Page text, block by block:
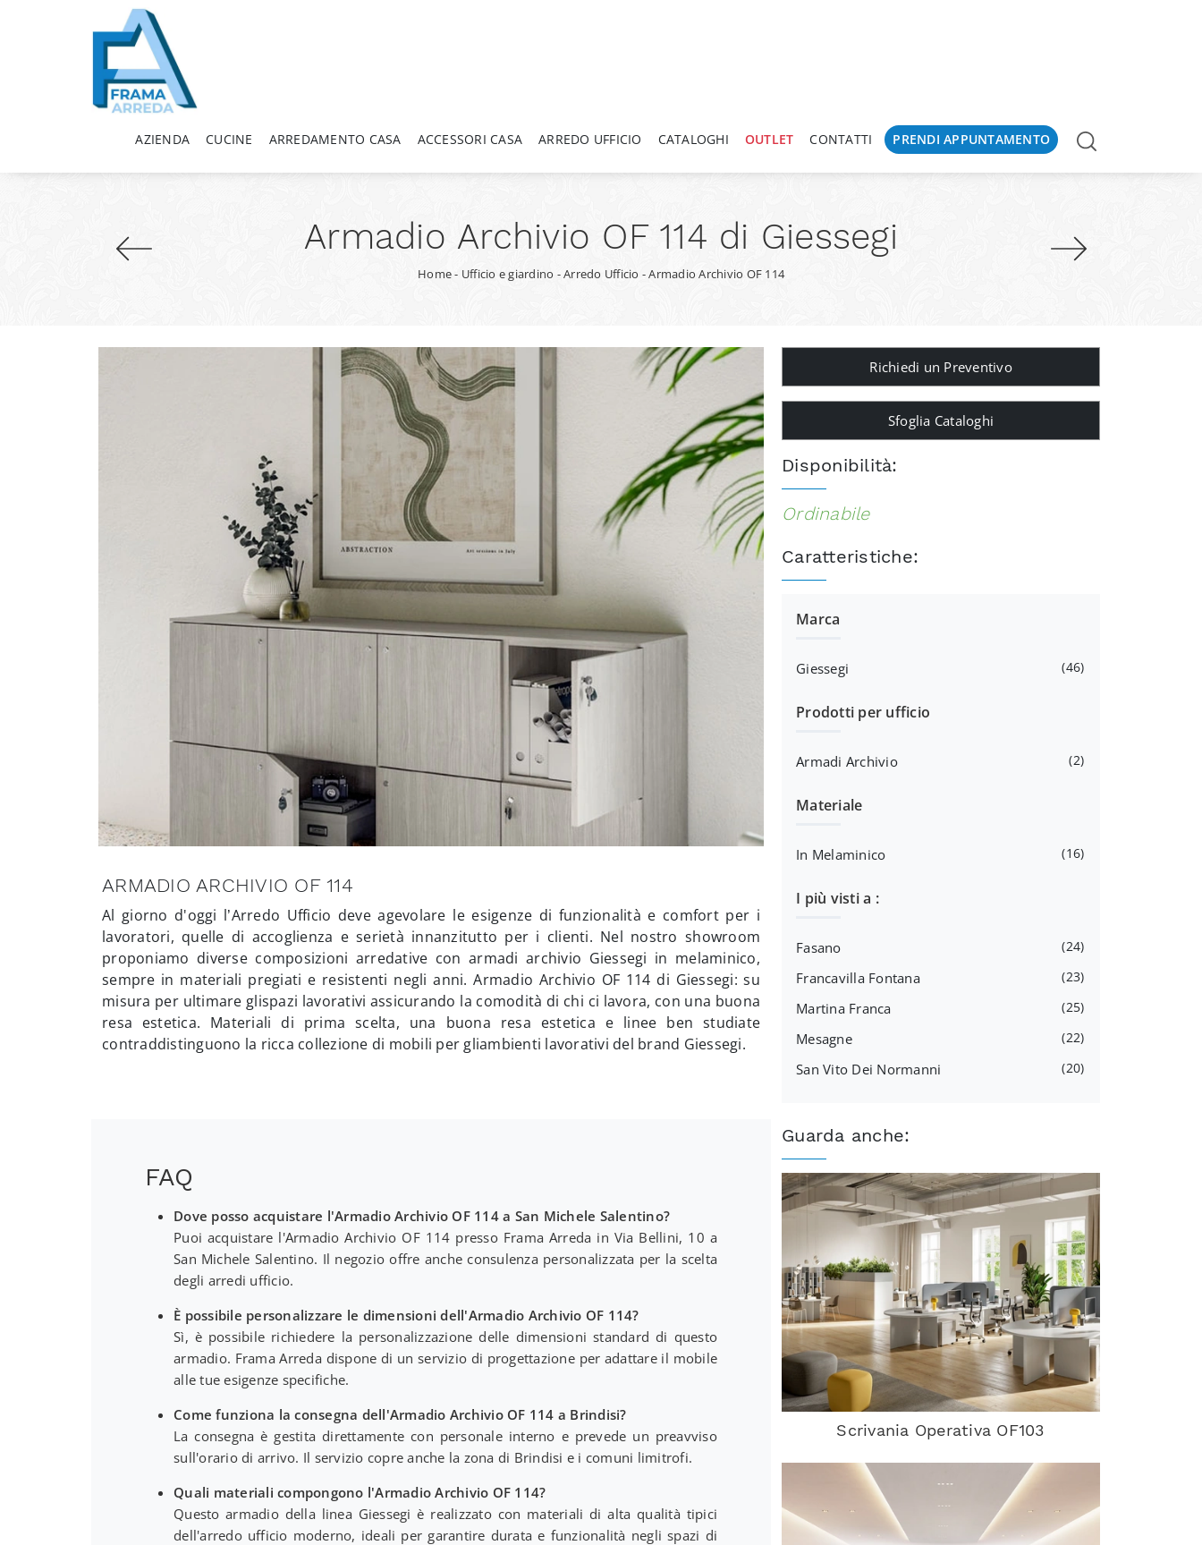
AZIENDA CUCINE ARREDAMENTO CASA ACCESSORI CASA ARREDO UFFICIO CATALOGHI OUTLET CONTATTI PRENDI APPUNTAMENTO
Armadio Archivio OF 114 di Giessegi
Home- Ufficio e giardino -Arredo Ufficio -Armadio Archivio OF 114
ARMADIO ARCHIVIO OF 114
Al giorno d'oggi l’Arredo Ufficio deve agevolare le esigenze di funzionalità e comfort per i
lavoratori, quelle di accoglienza e serietà innanzitutto per i clienti. Nel nostro showroom
proponiamo diverse composizioni arredative con armadi archivio Giessegi in melaminico,
sempre in materiali pregiati e resistenti negli anni. Armadio Archivio OF 114 di Giessegi: su
misura per ultimare glispazi lavorativi assicurando la comodità di chi ci lavora, con una buona
resa estetica. Materiali di prima scelta, una buona resa estetica e linee ben studiate
contraddistinguono la ricca collezione di mobili per gliambienti lavorativi del brand Giessegi.
FAQ
Dove posso acquistare l'Armadio Archivio OF 114 a San Michele Salentino?
Puoi acquistare l'Armadio Archivio OF 114 presso Frama Arreda in Via Bellini, 10 a
San Michele Salentino. Il negozio offre anche consulenza personalizzata per la scelta
degli arredi ufficio.
È possibile personalizzare le dimensioni dell'Armadio Archivio OF 114?
Sì, è possibile richiedere la personalizzazione delle dimensioni standard di questo
armadio. Frama Arreda dispone di un servizio di progettazione per adattare il mobile
alle tue esigenze specifiche.
Come funziona la consegna dell'Armadio Archivio OF 114 a Brindisi?
La consegna è gestita direttamente con personale interno e prevede un preavviso
sull'orario di arrivo. Il servizio copre anche la zona di Brindisi e i comuni limitrofi.
Quali materiali compongono l'Armadio Archivio OF 114?
Questo armadio della linea Giessegi è realizzato con materiali di alta qualità tipici
dell'arredo ufficio moderno, ideali per garantire durata e funzionalità negli spazi di
Richiedi un Preventivo
Sfoglia Cataloghi
Disponibilità:
Ordinabile
Caratteristiche:
Marca
Giessegi 46
Prodotti per ufficio
Armadi Archivio 2
Materiale
In Melaminico 16
I più visti a :
Fasano 24
Francavilla Fontana 23
Martina Franca 25
Mesagne 22
San Vito Dei Normanni 20
Guarda anche:
Scrivania Operativa OF103